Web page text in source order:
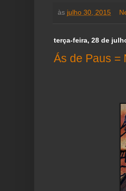
às julho 30, 2015
terça-feira, 28 de
Ás de Paus =